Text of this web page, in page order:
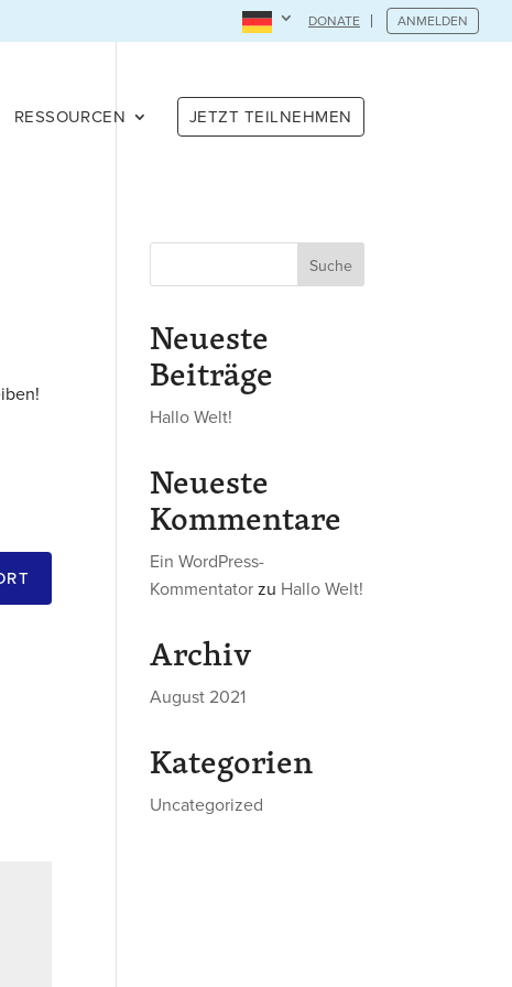
DONATE ANMELDEN
RESSOURCEN JETZT TEILNEHMEN
Suche
Neueste
Beiträge
Hallo Welt!
Neueste
Kommentare
Ein WordPress-
Kommentatorzu Hallo Welt!
Archiv
August 2021
Kategorien
Uncategorized